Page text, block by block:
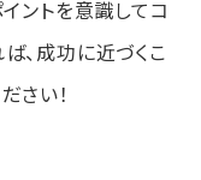
ントを意識してコ
、成功に近づくこ
さい！